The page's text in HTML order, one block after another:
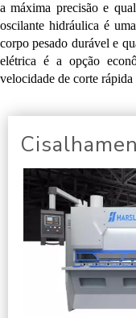
a máxima precisão e
oscilante hidráulica é
corpo pesado durável e
elétrica é a opção
velocidade de corte